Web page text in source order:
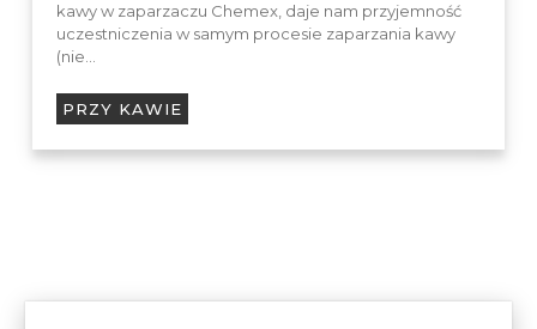
kawy w zaparzaczu Chemex, daje nam przyjemność
uczestniczenia w samym procesie zaparzania kawy
(nie…
PRZY KAWIE